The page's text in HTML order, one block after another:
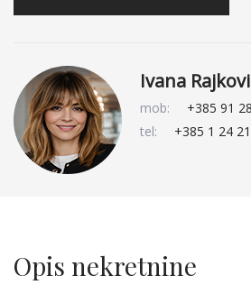
Ivana
mob:
+385 91
tel:
+385 1 24
Opis nekretnine